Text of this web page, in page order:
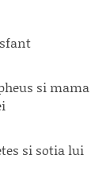
si mama
si sotia lui